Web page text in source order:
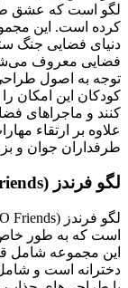
لگو است که عشق
کرده است. این
دنیای فضایی جنگ
فضایی معروف
توجه به اصول
کودکان این امکان
کنند و ماجراهای
علاوه بر ارتقاء
طرفداران جوان و
لگو فرندز (LEGO Friends)
است که به طور
این مجموعه شامل
دخترانه است و